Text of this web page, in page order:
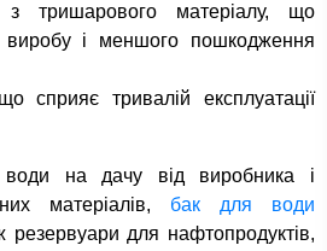
з тришарового матеріалу, що
виробу і меншого пошкодження
сприяє тривалій експлуатації
води на дачу від виробника і
матеріалів, бак для води
резервуари для нафтопродуктів,